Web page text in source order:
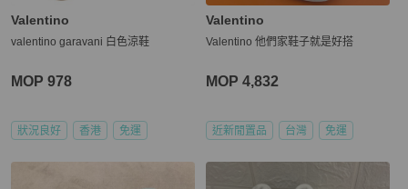
Valentino
valentino garavani 白色涼鞋
MOP 978
狀況良好 香港 免運
Valentino
Valentino 他們家鞋子就是好搭
MOP 4,832
近新閒置品 台灣 免運